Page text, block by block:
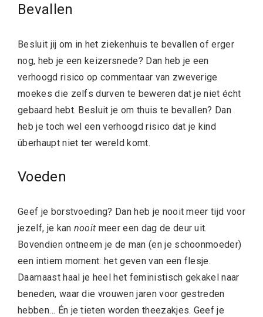
Bevallen
Besluit jij om in het ziekenhuis te bevallen of erger
nog, heb je een keizersnede? Dan heb je een
verhoogd risico op commentaar van zweverige
moekes die zelfs durven te beweren dat je niet écht
gebaard hebt. Besluit je om thuis te bevallen? Dan
heb je toch wel een verhoogd risico dat je kind
überhaupt niet ter wereld komt.
Voeden
Geef je borstvoeding? Dan heb je nooit meer tijd voor
jezelf, je kan nooit meer een dag de deur uit.
Bovendien ontneem je de man (en je schoonmoeder)
een intiem moment: het geven van een flesje.
Daarnaast haal je heel het feministisch gekakel naar
beneden, waar die vrouwen jaren voor gestreden
hebben… Én je tieten worden theezakjes. Geef je